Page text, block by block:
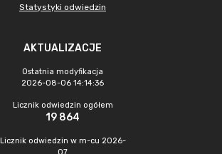
Statystyki odwiedzin
AKTUALIZACJE
Ostatnia modyfikacja
2026-08-06 14:14:36
Licznik odwiedzin ogółem
19 864
Licznik odwiedzin w m-cu 2026-